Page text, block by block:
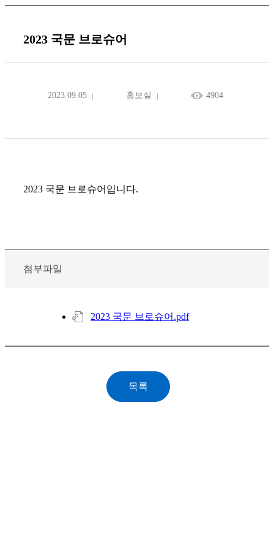
2023 국문 브로슈어
2023.09.05 홍보실 4904
2023 국문 브로슈어입니다.
첨부파일
2023 국문 브로슈어.pdf